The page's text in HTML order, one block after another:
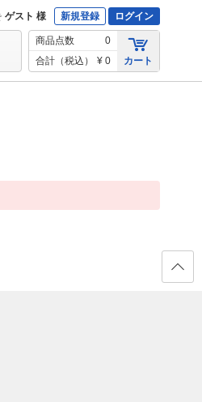
ゲスト 様 新規登録 ログイン
商品点数
0
合計（税込）
¥ 0 カート